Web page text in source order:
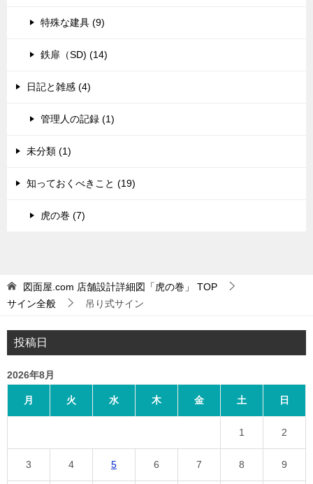
特殊な建具 (9)
鉄扉（SD) (14)
日記と雑感 (4)
管理人の記録 (1)
未分類 (1)
知っておくべきこと (19)
虎の巻 (7)
図面屋.com 店舗設計詳細図「虎の巻」
TOP
サイン全般
吊り式サイン
投稿日
2026年8月
月 火 水 木 金 土 日
1 2
3 4 5 6 7 8 9